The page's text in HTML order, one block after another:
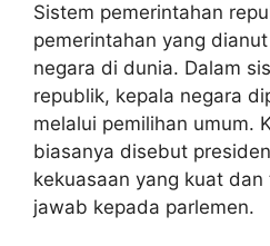
Sistem pemerintahan
pemerintahan yang
negara di dunia. Dalam
republik, kepala negara
melalui pemilihan umum.
biasanya disebut
kekuasaan yang kuat
jawab kepada parlemen.